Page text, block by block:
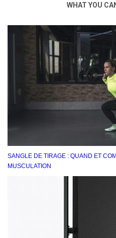
WHAT YOU
SANGLE DE TIRAGE : QUAND ET
MUSCULATION